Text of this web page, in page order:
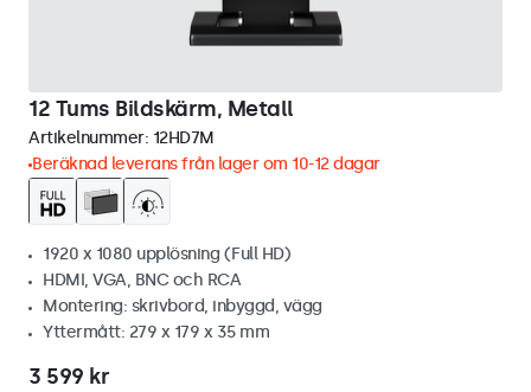
12 Tums Bildskärm, Metall
Artikelnummer: 12HD7M
Beräknad leverans från lager om 10-12 dagar
1920 x 1080 upplösning (Full HD)
HDMI, VGA, BNC och RCA
Montering: skrivbord, inbyggd, vägg
Yttermått: 279 x 179 x 35 mm
3 599 kr